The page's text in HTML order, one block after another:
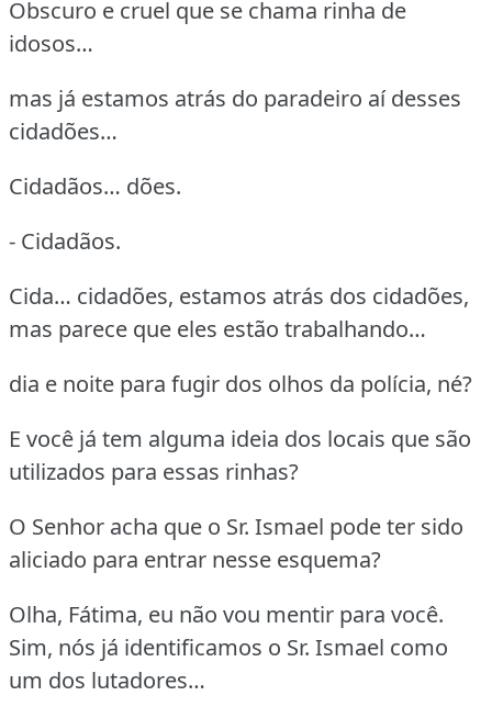
Obscuro e cruel que se chama rinha de
idosos…
mas já estamos atrás do paradeiro aí desses
cidadões…
Cidadãos… dões.
- Cidadãos.
Cida… cidadões, estamos atrás dos cidadões,
mas parece que eles estão trabalhando…
dia e noite para fugir dos olhos da polícia, né?
E você já tem alguma ideia dos locais que são
utilizados para essas rinhas?
O Senhor acha que o Sr. Ismael pode ter sido
aliciado para entrar nesse esquema?
Olha, Fátima, eu não vou mentir para você.
Sim, nós já identificamos o Sr. Ismael como
um dos lutadores…